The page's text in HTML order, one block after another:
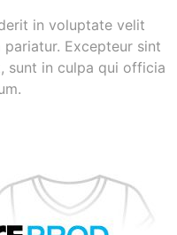
in voluptate velit
Excepteur sint
sunt in culpa qui officia